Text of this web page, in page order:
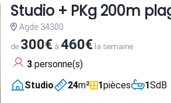
Studio + PKg 200m
Agde 34300
de 300€à 460€la semaine
3personne(s)
Studio
24m² 1pièces 1SdB